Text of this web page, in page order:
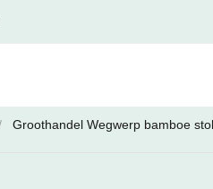
Groothandel Wegwerp bamboe